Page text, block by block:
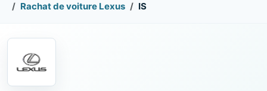
Rachat de voiture Lexus
IS